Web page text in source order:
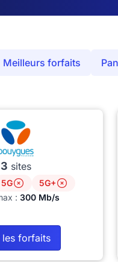
Meilleurs forfaits
3 sites
5G
5G+
: 300 Mb/s
les forfaits